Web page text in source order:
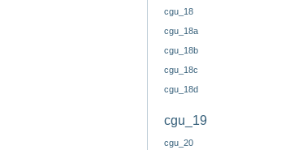
cgu_18
cgu_18a
cgu_18b
cgu_18c
cgu_18d
cgu_19
cgu_20